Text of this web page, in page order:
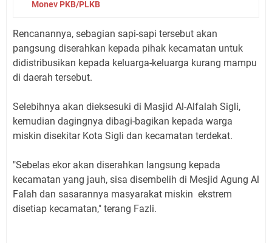
Monev PKB/PLKB
Rencanannya, sebagian sapi-sapi tersebut akan
pangsung diserahkan kepada pihak kecamatan untuk
didistribusikan kepada keluarga-keluarga kurang mampu
di daerah tersebut.
Selebihnya akan dieksesuki di Masjid Al-Alfalah Sigli,
kemudian dagingnya dibagi-bagikan kepada warga
miskin disekitar Kota Sigli dan kecamatan terdekat.
"Sebelas ekor akan diserahkan langsung kepada
kecamatan yang jauh, sisa disembelih di Mesjid Agung Al
Falah dan sasarannya masyarakat miskin ekstrem
disetiap kecamatan," terang Fazli.